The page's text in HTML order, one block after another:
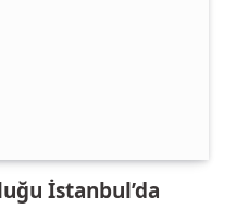
İstanbul’da